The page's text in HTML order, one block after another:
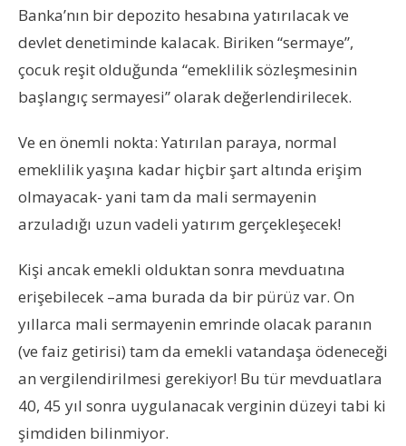
Banka’nın bir depozito hesabına yatırılacak ve
devlet denetiminde kalacak. Biriken “sermaye”,
çocuk reşit olduğunda “emeklilik sözleşmesinin
başlangıç sermayesi” olarak değerlendirilecek.
Ve en önemli nokta: Yatırılan paraya, normal
emeklilik yaşına kadar hiçbir şart altında erişim
olmayacak- yani tam da mali sermayenin
arzuladığı uzun vadeli yatırım gerçekleşecek!
Kişi ancak emekli olduktan sonra mevduatına
erişebilecek –ama burada da bir pürüz var. On
yıllarca mali sermayenin emrinde olacak paranın
(ve faiz getirisi) tam da emekli vatandaşa ödeneceği
an vergilendirilmesi gerekiyor! Bu tür mevduatlara
40, 45 yıl sonra uygulanacak verginin düzeyi tabi ki
şimdiden bilinmiyor.